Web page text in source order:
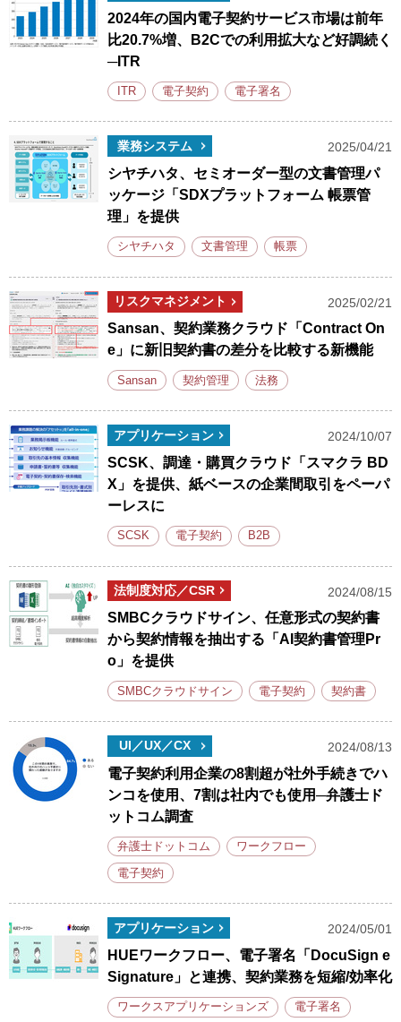
2024年の国内電子契約サービス市場は前年
比20.7%増、B2Cでの利用拡大など好調続く
─ITR
ITR 電子契約 電子署名
業務システム 2025/04/21
シヤチハタ、セミオーダー型の文書管理パ
ッケージ「SDXプラットフォーム 帳票管
理」を提供
シヤチハタ 文書管理 帳票
リスクマネジメント 2025/02/21
Sansan、契約業務クラウド「Contract On
e」に新旧契約書の差分を比較する新機能
Sansan 契約管理 法務
アプリケーション 2024/10/07
SCSK、調達・購買クラウド「スマクラ BD
X」を提供、紙ベースの企業間取引をペーパ
ーレスに
SCSK 電子契約 B2B
法制度対応／CSR 2024/08/15
SMBCクラウドサイン、任意形式の契約書
から契約情報を抽出する「AI契約書管理Pr
o」を提供
SMBCクラウドサイン 電子契約 契約書
UI／UX／CX 2024/08/13
電子契約利用企業の8割超が社外手続きでハ
ンコを使用、7割は社内でも使用─弁護士ド
ットコム調査
弁護士ドットコム ワークフロー
電子契約
アプリケーション 2024/05/01
HUEワークフロー、電子署名「DocuSign e
Signature」と連携、契約業務を短縮/効率化
ワークスアプリケーションズ 電子署名